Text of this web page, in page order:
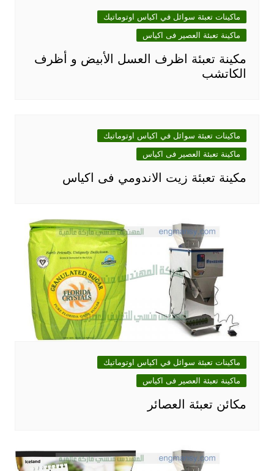
ماكينات تعبئة سوائل في اكياس اوتوماتيك
ماكينة تعبئة العصير فى اكياس
مكينة تعبئة اظرف العسل الأبيض و أظرف
الكاتشب
ماكينات تعبئة سوائل في اكياس اوتوماتيك
ماكينة تعبئة العصير فى اكياس
مكينة تعبئة زيت الاندومي فى اكياس
ماكينات تعبئة سوائل في اكياس اوتوماتيك
ماكينة تعبئة العصير فى اكياس
مكائن تعبئة العصائر